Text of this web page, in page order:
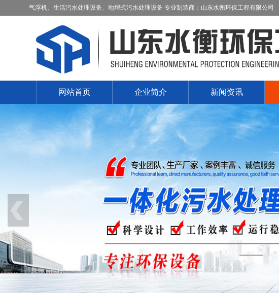
气浮机、生活污水处理设备、地埋式污水处理设备 专业制造商：山东水衡环保工程有限公司
网站首页 企业简介 新闻资讯